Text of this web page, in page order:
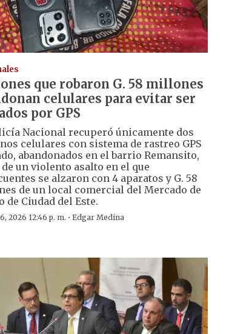
que robaron G. 58 millones
celulares para evitar ser
por GPS
Nacional recuperó únicamente dos
celulares con sistema de rastreo GPS
abandonados en el barrio Remansito,
un violento asalto en el que
se alzaron con 4 aparatos y G. 58
de un local comercial del Mercado de
de Ciudad del Este.
2026 12:46 p. m. · Edgar Medina